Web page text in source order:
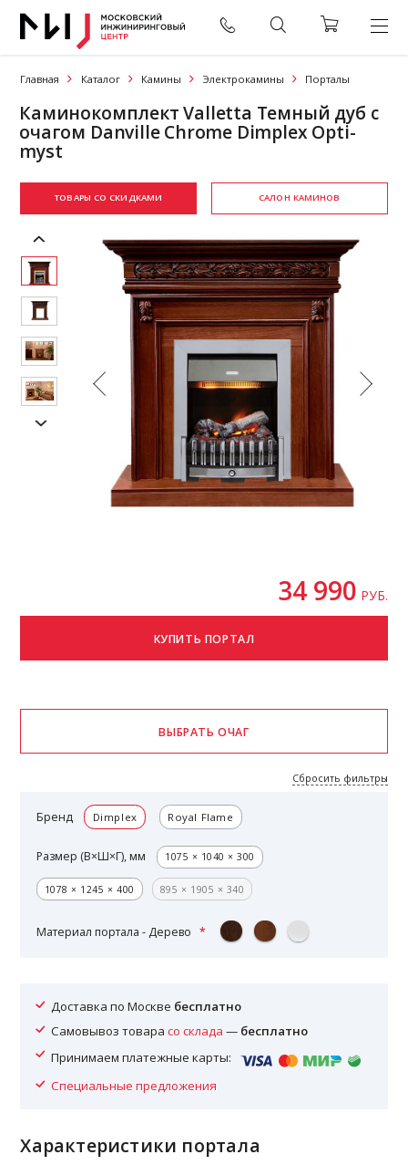
Главная Каталог Камины Электрокамины Порталы
Каминокомплект Valletta Темный дуб с
очагом Danville Chrome Dimplex Opti-
myst
ТОВАРЫ СО СКИДКАМИ САЛОН КАМИНОВ
34 990 РУБ.
Бренд Dimplex Royal Flame
Размер (В×Ш×Г), мм 1075 × 1040 × 300
1078 × 1245 × 400 895 × 1905 × 340
Материал портала - Дерево
Сбросить фильтры
Доставка по Москве бесплатно
Самовывоз товарасо склада — бесплатно
Принимаем платежные карты:
Специальные предложения
Характеристики портала